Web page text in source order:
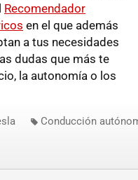
Recomendador
en el que además
a tus necesidades
dudas que más te
la autonomía o los
Conducción